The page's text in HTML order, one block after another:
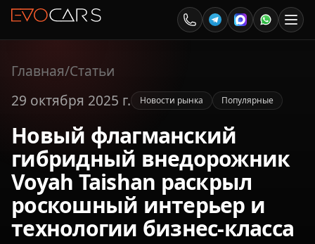
Главная/Статьи
29 октября 2025 г.
Новости рынка Популярные
Новый флагманский
гибридный внедорожник
Voyah Taishan раскрыл
роскошный интерьер и
технологии бизнес-класса